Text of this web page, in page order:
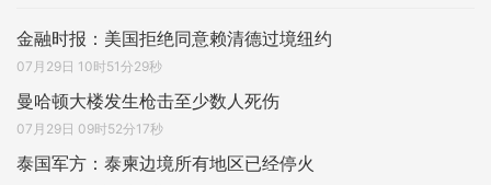
金融时报：美国拒绝同意赖清德过境纽约
07月29日 10时51分29秒
曼哈顿大楼发生枪击至少数人死伤
07月29日 09时52分17秒
泰国军方：泰柬边境所有地区已经停火